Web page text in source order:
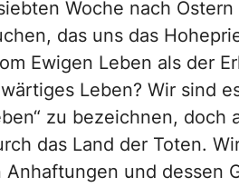
Woche nach
das uns das
Ewigen Leben als der
Leben? Wir sind
zu bezeichnen, doch
das Land der Toten.
und dessen